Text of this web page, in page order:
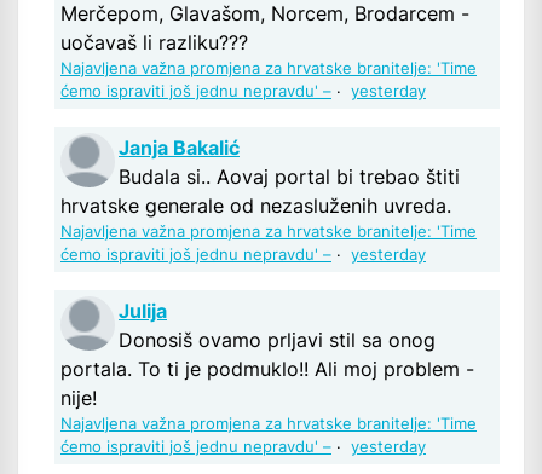
Merčepom, Glavašom, Norcem, Brodarcem -
uočavaš li razliku???
Najavljena važna promjena za hrvatske branitelje: 'Time
ćemo ispraviti još jednu nepravdu' – · yesterday
Janja Bakalić
Budala si.. Aovaj portal bi trebao štiti
hrvatske generale od nezasluženih uvreda.
Najavljena važna promjena za hrvatske branitelje: 'Time
ćemo ispraviti još jednu nepravdu' – · yesterday
Julija
Donosiš ovamo prljavi stil sa onog
portala. To ti je podmuklo!! Ali moj problem -
nije!
Najavljena važna promjena za hrvatske branitelje: 'Time
ćemo ispraviti još jednu nepravdu' – · yesterday